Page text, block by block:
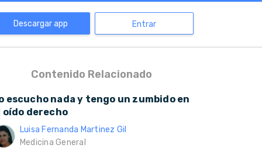
Descargar app Entrar
Contenido Relacionado
escucho nada y tengo un zumbido en
oído derecho
Luisa Fernanda Martinez Gil
Medicina General